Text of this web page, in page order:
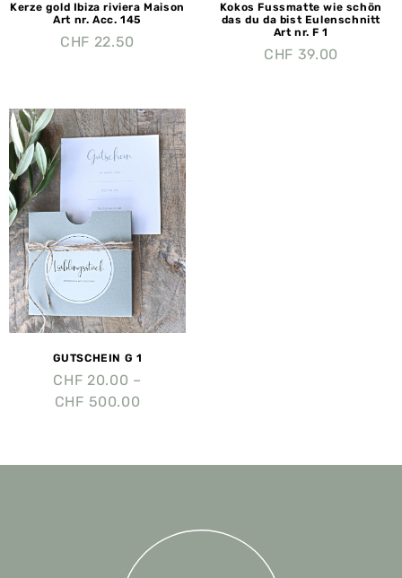
Kerze gold Ibiza riviera Maison
Art nr. Acc. 145
CHF 22.50
Kokos Fussmatte wie schön
das du da bist Eulenschnitt
Art nr. F 1
CHF 39.00
GUTSCHEIN G 1
CHF 20.00 –
CHF 500.00